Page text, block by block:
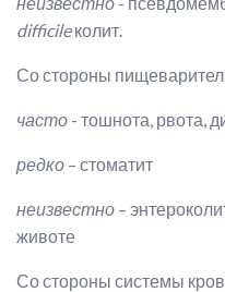
difficileколит.
Со стороны
часто - тошнота, рвота,
редко – стоматит
неизвестно –
животе
Со стороны системы